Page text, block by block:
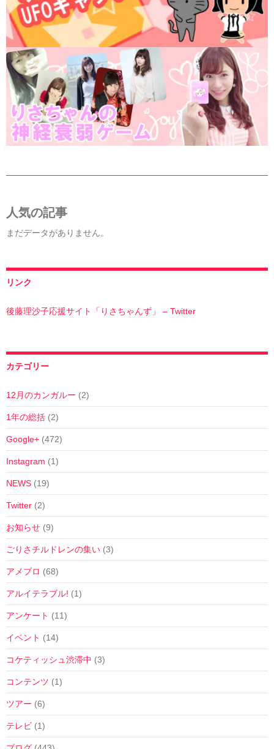
人気の記事
まだデータがありません。
リンク
後藤理沙子応援サイト「りさちゃんず」 – Twitter
カテゴリー
12月のカンガルー (2)
1年の総括 (2)
Google+ (472)
Instagram (1)
NEWS (19)
Twitter (2)
お知らせ (9)
ごりさチルドレンの集い (3)
アメブロ (68)
アルイテラブル! (1)
アンケート (11)
イベント (14)
コケティッシュ渋滞中 (3)
コンテンツ (1)
ツアー (6)
テレビ (1)